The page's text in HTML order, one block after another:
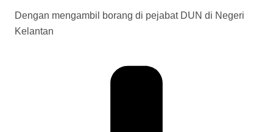
Dengan mengambil borang di pejabat DUN di Negeri
Kelantan